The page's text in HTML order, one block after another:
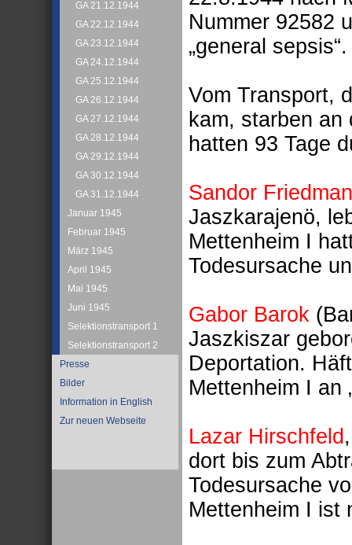
GA 21.12.1944
GA 22.12.1944
GA 23.12.1944
GA 24.12.1944
GA 25.12.1944
GA 26.12.1944
GA 27.12.1944
GA 28.12.1944
GA 29.12.1944
GA 30.12.1944
GA 31.12.1944
Januar 1945
Februar 1945
März 1945
April 1945
Mai 1945
Juni 1945
Selektionstransport 1
Selektionstransport 2
Presse
Bilder
Information in English
Zur neuen Webseite
Nummer 92582
„general sepsis“.
Vom Transport,
kam, starben an
hatten 93 Tage
Sandor
Jaszkarajenö,
Mettenheim I
Todesursache
Gabor Barok
Jaszkiszar
Deportation.
Mettenheim I an
Lazar Hirschfeld
dort bis zum
Todesursache
Mettenheim I ist